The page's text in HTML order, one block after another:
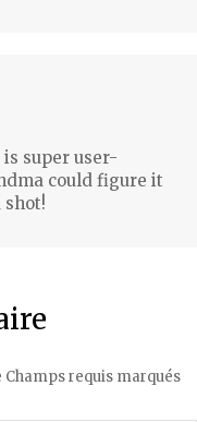
is super user-
could figure it
shot!
requis marqués